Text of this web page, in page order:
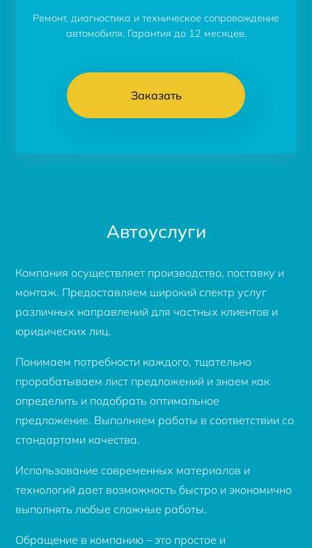
Ремонт, диагностика и техническое сопровождение
автомобиля. Гарантия до 12 месяцев.
Заказать
Автоуслуги
Компания осуществляет производство, поставку и
монтаж. Предоставляем широкий спектр услуг
различных направлений для частных клиентов и
юридических лиц.
Понимаем потребности каждого, тщательно
прорабатываем лист предложений и знаем как
определить и подобрать оптимальное
предложение. Выполняем работы в соответствии со
стандартами качества.
Использование современных материалов и
технологий дает возможность быстро и экономично
выполнять любые сложные работы.
Обращение в компанию – это простое и